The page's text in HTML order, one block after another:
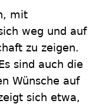
mit
weg und auf
zu zeigen.
sind auch die
Wünsche auf
sich etwa,